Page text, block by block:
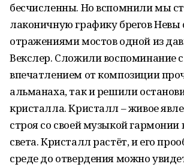
бесчисленны. Но вспомнили мы
лаконичную графику брегов
отражениями мостов одной из
Векслер. Сложили воспоминание
впечатлением от композиции
альманаха, так и решили
кристалла. Кристалл – живое
строя со своей музыкой гармонии
света. Кристалл растёт, и его
среде до отвердения можно